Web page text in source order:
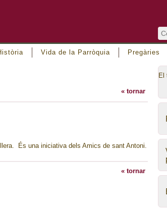
Vida de la Parròquia Pregàries
« tornar
És una iniciativa dels Amics de sant Antoni.
« tornar
El